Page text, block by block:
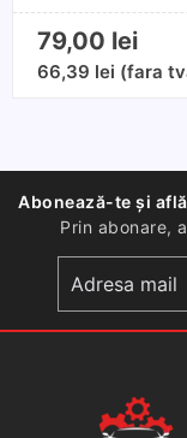
79,00 lei
66,39 lei (fara
Abonează-te și
Prin abonare,